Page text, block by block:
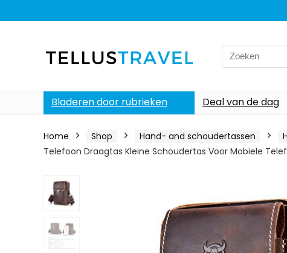
Search
for:
Bladeren door rubrieken Deal van de dag
Home Shop Hand- and schoudertassen
Telefoon Draagtas Kleine Schoudertas Voor Mobiele